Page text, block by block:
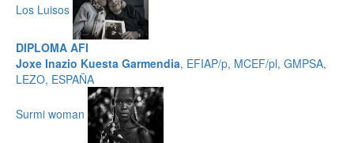
Los Luisos
DIPLOMA AFI
Joxe Inazio Kuesta Garmendia, EFIAP/p, MCEF/pl, GMPSA,
LEZO, ESPAÑA
Surmi woman